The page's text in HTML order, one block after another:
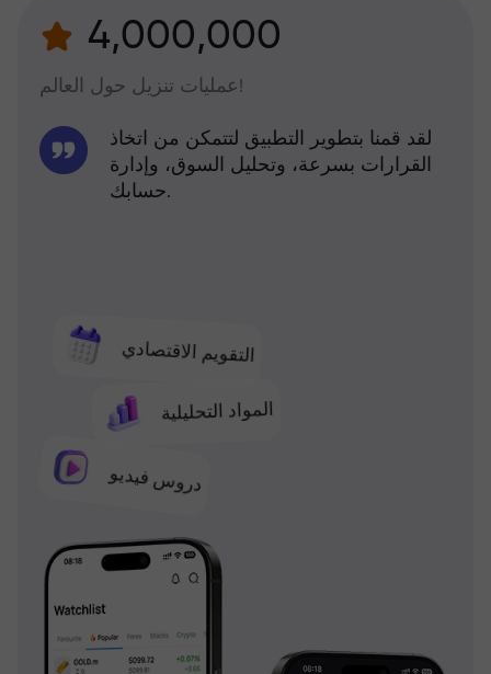
4,000,000
عمليات تنزيل حول العالم!
التقويم الاقتصادي
المواد التحليلية
دروس فيديو
لقد قمنا بتطوير التطبيق لتتمكن من اتخاذ
القرارات بسرعة، وتحليل السوق، وإدارة
حسابك.